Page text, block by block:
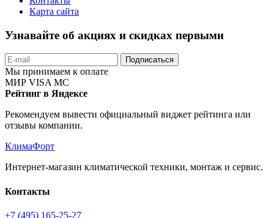
Карта сайта
Узнавайте об акциях и скидках первыми
Подписаться
Мы принимаем к оплате
МИР VISA MC
Рейтинг в Яндексе
Рекомендуем вывести официальный виджет рейтинга или
отзывы компании.
КлимаФорт
Интернет-магазин климатической техники, монтаж и сервис.
Контакты
+7 (495) 165-25-27